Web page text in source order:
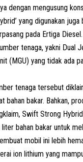
dengan mengusung
yang digunakan
pada Ertiga
tenaga, yakni Dual
(MGU) yang tidak ada
tenaga tersebut
bahan bakar. Bahkan,
Swift Strong
bahan bakar untuk
mobil ini lebih
ion lithium yang